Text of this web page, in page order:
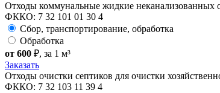
Отходы коммунальные жидкие неканализованных
ФККО: 7 32 101 01 30 4
Сбор, транспортирование, обработка
Обработка
от 600 ₽, за 1 м³
Заказать
Отходы очистки септиков для очистки
ФККО: 7 32 103 11 39 4